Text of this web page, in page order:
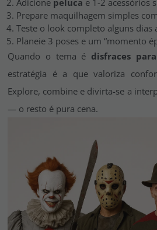
Adicione peluca e 1-2 acessórios
Prepare maquilhagem simples
Teste o look completo alguns dias
Planeie 3 poses e um “momento
Quando o tema é disfraces
estratégia é a que valoriza
Explore, combine e divirta-se a
— o resto é pura cena.